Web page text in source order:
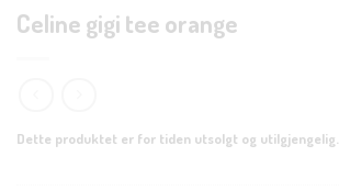
Celine gigi tee orange
Dette produktet er for tiden utsolgt og utilgjengelig.